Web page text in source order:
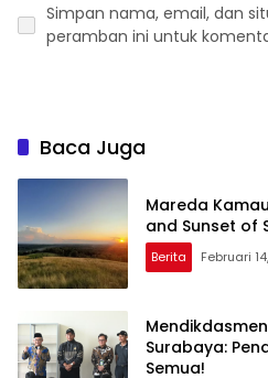
Simpan nama, email, dan
peramban ini untuk
Baca Juga
Mareda
and Sunset of
Berita Februari
Surabaya:
Semua!